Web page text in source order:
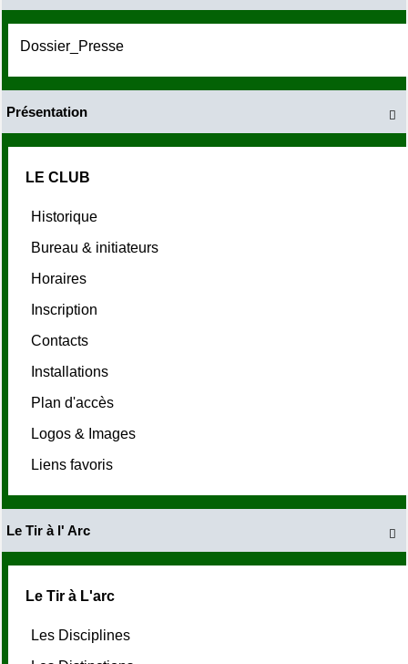
Dossier_Presse

Présentation
LE CLUB
Historique
Bureau & initiateurs
Horaires
Inscription
Contacts
Installations
Plan d'accès
Logos & Images
Liens favoris

Le Tir à l' Arc
Le Tir à L'arc
Les Disciplines